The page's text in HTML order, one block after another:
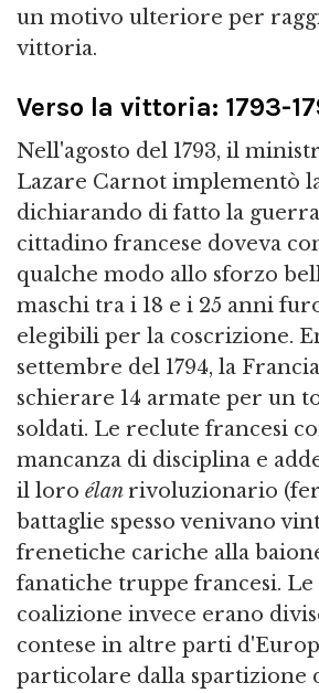
un motivo ulteriore per
vittoria.
Verso la vittoria: 1793-
Nell'agosto del 1793, il
Lazare Carnot implementò
dichiarando di fatto la
cittadino francese doveva
qualche modo allo sforzo
maschi tra i 18 e i 25 anni
elegibili per la coscrizione.
settembre del 1794, la
schierare 14 armate per un
soldati. Le reclute francesi
mancanza di disciplina e
il loro élan rivoluzionario
battaglie spesso venivano
frenetiche cariche alla
fanatiche truppe francesi.
coalizione invece erano
contese in altre parti
particolare dalla spartizione